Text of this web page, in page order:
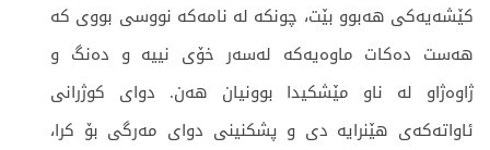
كێشەیەکی هەبوو بێت، چونکە لە نامەکە نووسی بووی کە
هەست دەکات ماوەیەکە لەسەر خۆی نییە و دەنگ و
ژاوەژاو لە ناو مێشکیدا بوونیان هەن. دوای کوژرانی
ئاواتەکەی هێنرایە دی و پشکنینی دوای مەرگی بۆ کرا،